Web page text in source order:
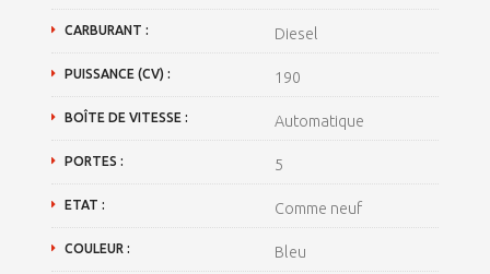
CARBURANT : Diesel
PUISSANCE (CV) : 190
BOÎTE DE VITESSE : Automatique
PORTES : 5
ETAT : Comme neuf
COULEUR : Bleu